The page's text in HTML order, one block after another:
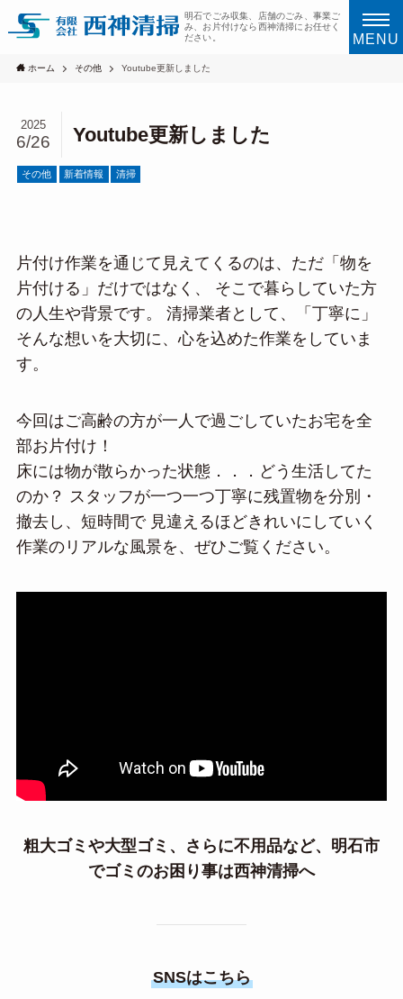
明石でごみ収集、店舗のごみ、事業ご
み、お片付けなら西神清掃にお任せく
ださい。
MENU
ホーム その他 Youtube更新しました
Youtube更新しました
2025
6/26
その他 新着情報 清掃
片付け作業を通じて見えてくるのは、ただ「物を
片付ける」だけではなく、 そこで暮らしていた方
の人生や背景です。 清掃業者として、「丁寧に」
そんな想いを大切に、心を込めた作業をしていま
す。
今回はご高齢の方が一人で過ごしていたお宅を全
部お片付け！
床には物が散らかった状態．．．どう生活してた
のか？ スタッフが一つ一つ丁寧に残置物を分別・
撤去し、短時間で 見違えるほどきれいにしていく
作業のリアルな風景を、ぜひご覧ください。
粗大ゴミや大型ゴミ 、さらに不用品など、明石市
でゴミのお困り事は西神清掃へ
SNSはこちら